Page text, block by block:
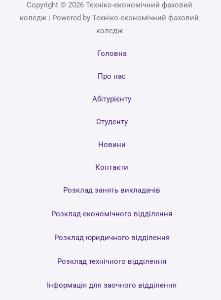
Copyright © 2026 Техніко-економічний фаховий
коледж | Powered by Техніко-економічний фаховий
коледж
Головна
Про нас
Абітурієнту
Студенту
Новини
Контакти
Розклад занять викладачів
Розклад економічного відділення
Розклад юридичного відділення
Розклад технічного відділення
Інформація для заочного відділення